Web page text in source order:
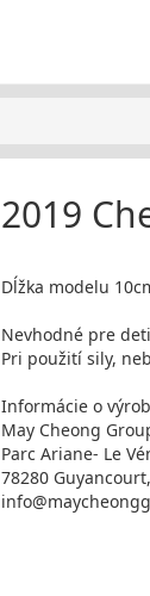
2019
Dĺžka modelu
Nevhodné pre
Pri použití sily,
Informácie o
May Cheong
Parc Ariane- Le
78280